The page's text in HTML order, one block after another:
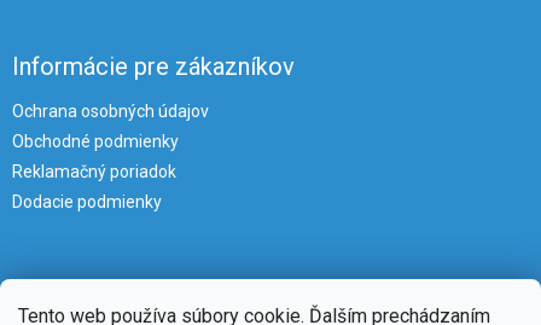
Tento web používa súbory cookie. Ďalším prechádzaním
Informácie pre zákazníkov
Ochrana osobných údajov
Obchodné podmienky
Reklamačný poriadok
Dodacie podmienky